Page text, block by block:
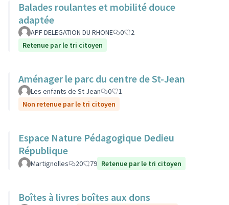
Balades roulantes et mobilité douce
adaptée
APF DELEGATION DU RHONE 0
2
Retenue par le tri citoyen
Aménager le parc du centre de St-Jean
Les enfants de St Jean 0
1
Non retenue par le tri citoyen
Espace Nature Pédagogique Dedieu
République
Martignolles 20 79 Retenue par le tri citoyen
Boîtes à livres boîtes aux dons